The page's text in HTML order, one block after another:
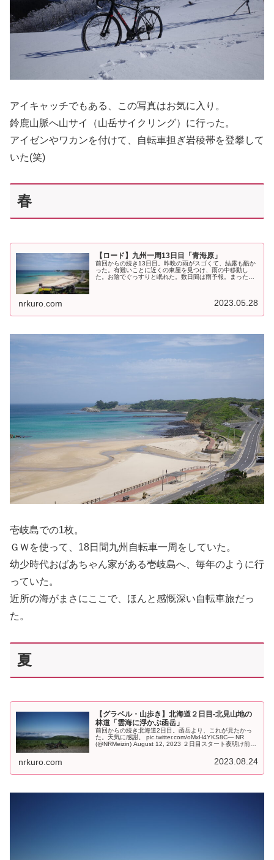
アイキャッチでもある、この写真はお気に入り。
鈴鹿山脈へ山サイ（山岳サイクリング）に行った。
アイゼンやワカンを付けて、自転車担ぎ岩稜帯を登攀して
いた(笑)
春
【ロード】九州一周13日目「青海原」
前回からの続き13日目。昨晩の雨がスゴくて、結露も酷か
った。有難いことに近くの東屋を見つけ、雨の中移動し
た。お陰でぐっすりと眠れた。数日間は雨予報。まったり
nrkuro.com 2023.05.28
壱岐島での1枚。
ＧＷを使って、18日間九州自転車一周をしていた。
幼少時代おばあちゃん家がある壱岐島へ、毎年のように行
っていた。
近所の海がまさにここで、ほんと感慨深い自転車旅だっ
た。
夏
【グラベル・山歩き】北海道２日目-北見山地の
林道「雲海に浮かぶ函岳」
前回からの続き北海道2日目。函岳より、これが見たかっ
た。天気に感謝。 pic.twitter.com/oMxH4YKS8C— NR
(@NRMeizin) August 12, 2023 ２日目スタート夜明け前と
nrkuro.com 2023.08.24